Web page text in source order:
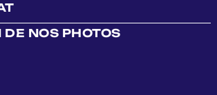
NOS PHOTOS